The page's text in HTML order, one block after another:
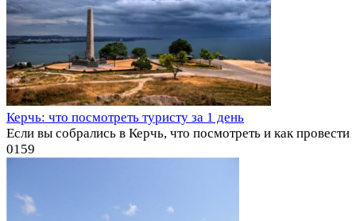
Керчь: что посмотреть туристу за 1 день
Если вы собрались в Керчь, что посмотреть и как провести
0159